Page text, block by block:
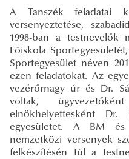
A Tanszék feladatai
versenyeztetése,
1998-ban a testnevelők
Főiskola
Sportegyesület néven
ezen feladatokat. Az
vezérőrnagy úr és Dr.
voltak,
elnökhelyettesként Dr.
egyesületet. A BM és
nemzetközi versenyek
felkészítésén túl a